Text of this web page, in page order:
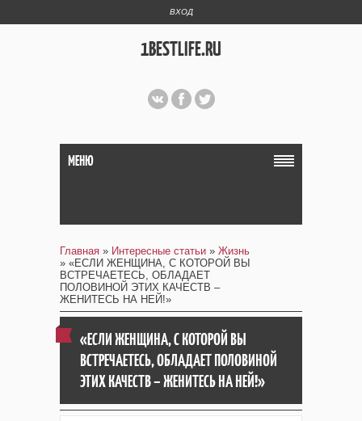
ВХОД
1BESTLIFE.RU
МЕНЮ
Главная » Интересные статьи » Жизнь
» «ЕСЛИ ЖЕНЩИНА, С КОТОРОЙ ВЫ
ВСТРЕЧАЕТЕСЬ, ОБЛАДАЕТ
ПОЛОВИНОЙ ЭТИХ КАЧЕСТВ –
ЖЕНИТЕСЬ НА НЕЙ!»
«ЕСЛИ ЖЕНЩИНА, С КОТОРОЙ ВЫ
ВСТРЕЧАЕТЕСЬ, ОБЛАДАЕТ ПОЛОВИНОЙ
ЭТИХ КАЧЕСТВ – ЖЕНИТЕСЬ НА НЕЙ!»